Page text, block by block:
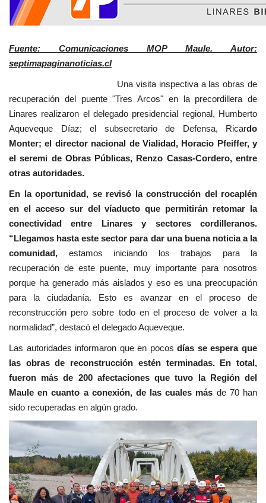
Fuente: Comunicaciones MOP Maule. Autor:
septimapaginanoticias.cl
Una visita inspectiva a las obras de
recuperación del puente "Tres Arcos" en la precordillera de
Linares realizaron el delegado presidencial regional, Humberto
Aqueveque Díaz; el subsecretario de Defensa, Ricardo
Monter; el director nacional de Vialidad, Horacio Pfeiffer, y
el seremi de Obras Públicas, Renzo Casas-Cordero, entre
otras autoridades.
En la oportunidad, se revisó la construcción del rocaplén
en el acceso sur del víaducto que permitirán retomar la
conectividad entre Linares y sectores cordilleranos.
“Llegamos hasta este sector para dar una buena noticia a la
comunidad, estamos iniciando los trabajos para la
recuperación de este puente, muy importante para nosotros
porque ha generado más aislados y eso es una preocupación
para la ciudadanía. Esto es avanzar en el proceso de
reconstrucción pero sobre todo en el proceso de volver a la
normalidad”, destacó el delegado Aqueveque.
Las autoridades informaron que en pocos días se espera que
las obras de reconstrucción estén terminadas. En total,
fueron más de 200 afectaciones que tuvo la Región del
Maule en cuanto a conexión, de las cuales más de 70 han
sido recuperadas en algún grado.